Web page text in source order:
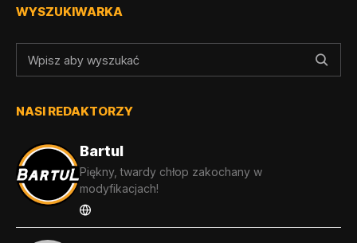
WYSZUKIWARKA
NASI REDAKTORZY
Bartul
Piękny, twardy chłop zakochany w
modyfikacjach!